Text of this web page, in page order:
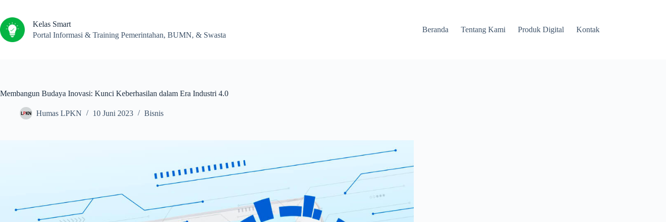
Kelas Smart
Portal Informasi & Training Pemerintahan, BUMN, & Swasta
Beranda Tentang Kami Produk Digital Kontak
Membangun Budaya Inovasi: Kunci Keberhasilan dalam Era Industri 4.0
Humas LPKN 10 Juni 2023 Bisnis